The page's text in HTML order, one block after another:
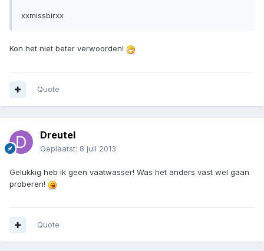
xxmissbirxx
Kon het niet beter verwoorden!
Quote
Dreutel
Geplaatst: 8 juli 2013
Gelukkig heb ik geen vaatwasser! Was het anders vast wel gaan
proberen!
Quote